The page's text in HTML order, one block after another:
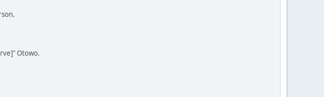
Otowo.